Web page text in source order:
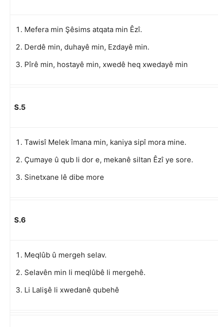
Mefera min Şêsims atqata min Êzî.
Derdê min, duhayê min, Ezdayê min.
Pîrê min, hostayê min, xwedê heq xwedayê min
S.5
Tawisî Melek îmana min, kaniya sipî mora mine.
Çumaye û qub li dor e, mekanê siltan Êzî ye sore.
Sinetxane lê dibe more
S.6
Meqlûb û mergeh selav.
Selavên min li meqlûbê li mergehê.
Li Lalişê li xwedanê qubehê